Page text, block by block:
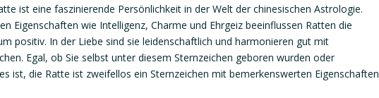
ist eine faszinierende Persönlichkeit in der Welt der chinesischen Astrologie.
Eigenschaften wie Intelligenz, Charme und Ehrgeiz beeinflussen Ratten die
positiv. In der Liebe sind sie leidenschaftlich und harmonieren gut mit
Egal, ob Sie selbst unter diesem Sternzeichen geboren wurden oder
ist, die Ratte ist zweifellos ein Sternzeichen mit bemerkenswerten Eigenschaften